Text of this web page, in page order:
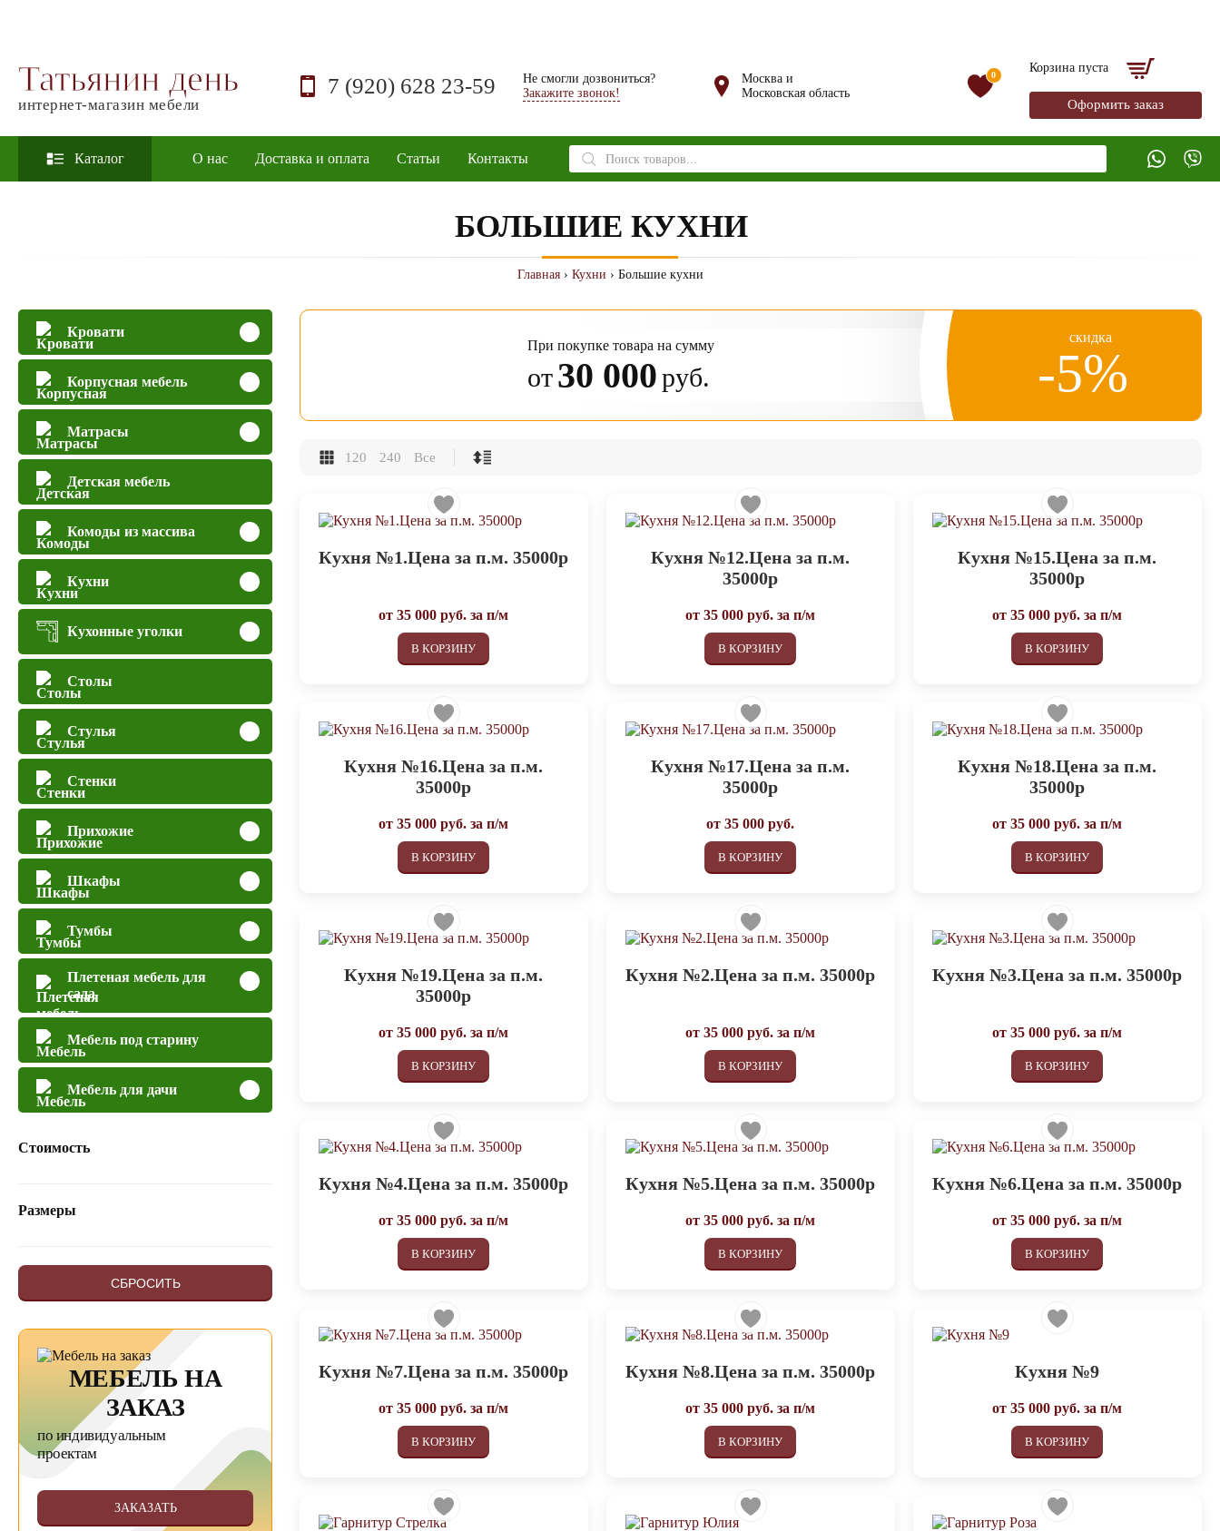
Татьянин день
интернет-магазин мебели
7 (920) 628 23-59
Не смогли дозвониться?
Закажите звонок!
Москва и
Московская область
0
Корзина пуста
Оформить заказ
Каталог О нас Доставка и оплата Статьи Контакты
Поиск
товаров
БОЛЬШИЕ КУХНИ
Главная› Кухни › Большие кухни
Кровати
Корпусная мебель
Матрасы
Детская мебель
Комоды из массива
Кухни
Кухонные уголки
Столы
Стулья
Стенки
Прихожие
Шкафы
Тумбы
Плетеная мебель для
сада
Мебель под старину
Мебель для дачи
Стоимость
Размеры
СБРОСИТЬ
МЕБЕЛЬ НА
ЗАКАЗ
по индивидуальным
проектам
ЗАКАЗАТЬ
При покупке товара на сумму
от30 000руб.
скидка
-5%
120 240 Все
Кухня №1.Цена за п.м. 35000р
от35 000 руб. за п/м
В КОРЗИНУ
Кухня №12.Цена за п.м.
35000р
от35 000 руб. за п/м
В КОРЗИНУ
Кухня №15.Цена за п.м.
35000р
от35 000 руб. за п/м
В КОРЗИНУ
Кухня №16.Цена за п.м.
35000р
от35 000 руб. за п/м
В КОРЗИНУ
Кухня №17.Цена за п.м.
35000р
от35 000 руб.
В КОРЗИНУ
Кухня №18.Цена за п.м.
35000р
от35 000 руб. за п/м
В КОРЗИНУ
Кухня №19.Цена за п.м.
35000р
от35 000 руб. за п/м
В КОРЗИНУ
Кухня №2.Цена за п.м. 35000р
от35 000 руб. за п/м
В КОРЗИНУ
Кухня №3.Цена за п.м. 35000р
от35 000 руб. за п/м
В КОРЗИНУ
Кухня №4.Цена за п.м. 35000р
от35 000 руб. за п/м
В КОРЗИНУ
Кухня №5.Цена за п.м. 35000р
от35 000 руб. за п/м
В КОРЗИНУ
Кухня №6.Цена за п.м. 35000р
от35 000 руб. за п/м
В КОРЗИНУ
Кухня №7.Цена за п.м. 35000р
от35 000 руб. за п/м
В КОРЗИНУ
Кухня №8.Цена за п.м. 35000р
от35 000 руб. за п/м
В КОРЗИНУ
Кухня №9
от35 000 руб. за п/м
В КОРЗИНУ